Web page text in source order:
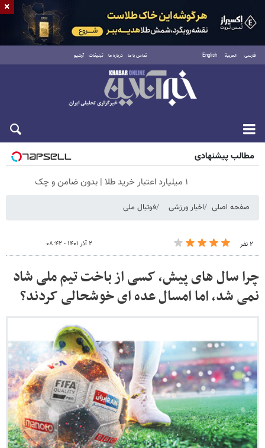
فارسی العربية English تماس با ما درباره ما تبلیغات آرشیو
شنبه ۱۷ مرداد ۱۴۰۵
مطالب پیشنهادی
۱ میلیارد اعتبار خرید طلا | بدون ضامن و چک
صفحه اصلی اخبار ورزشی فوتبال ملی
۲ نفر ۲ آذر ۱۴۰۱ - ۰۸:۴۲
چرا سال های پیش، کسی از باخت تیم ملی شاد
نمی شد، اما امسال عده ای خوشحالی کردند؟
×